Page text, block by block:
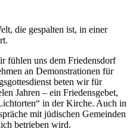
die gespalten ist, in einer
fühlen uns dem Friedensdorf
an Demonstrationen für
beten wir für
Jahren – ein Friedensgebet,
in der Kirche. Auch in
mit jüdischen Gemeinden
betrieben wird.